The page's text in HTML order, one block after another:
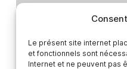
Le présent site internet
et fonctionnels sont
Internet et ne peuvent pas
Publications
Offres d’emploi